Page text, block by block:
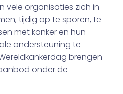
vele organisaties zich in
tijdig op te sporen, te
met kanker en hun
ondersteuning te
brengen
onder de